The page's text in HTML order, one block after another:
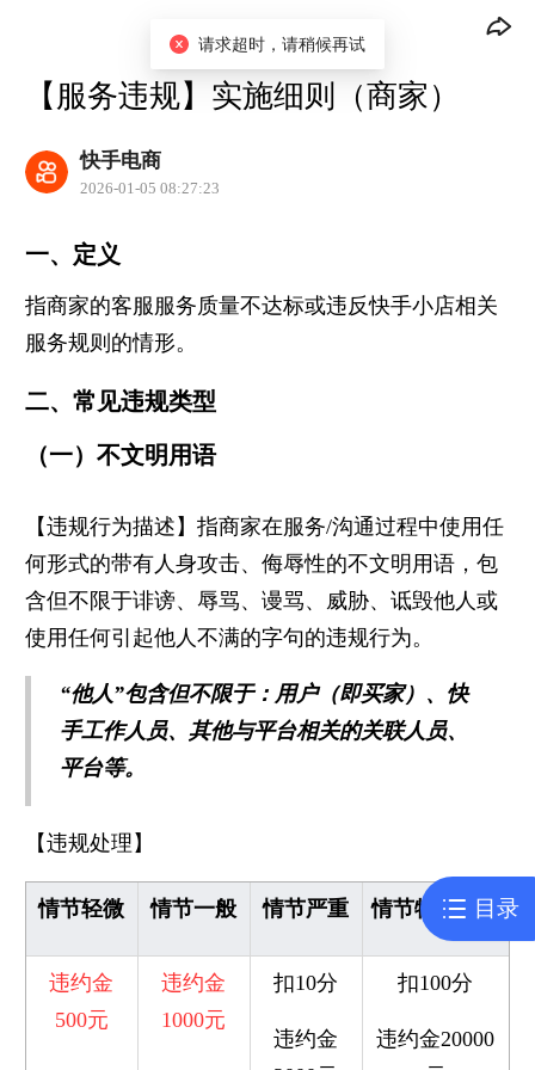
【服务违规】实施细则（商家）
快手电商
2026-01-05 08:27:23
一、定义
指商家的客服服务质量不达标或违反快手小店相关
服务规则的情形。
二、常见违规类型
（一）不文明用语
【违规行为描述】指商家在服务/沟通过程中使用任
何形式的带有人身攻击、侮辱性的不文明用语，包
含但不限于诽谤、辱骂、谩骂、威胁、诋毁他人或
使用任何引起他人不满的字句的违规行为。
“他人”包含但不限于：用户（即买家）、快
手工作人员、其他与平台相关的关联人员、
平台等。
【违规处理】
情节轻微 情节一般 情节严重 情节特别严重
违约金
500元
违约金
1000元
扣10分
违约金
扣100分
违约金20000
目录
请求超时，请稍候再试